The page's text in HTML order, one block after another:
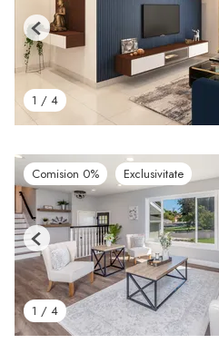
1 / 4
Previous
Comision 0% Exclusivitate
1 / 4
Previous